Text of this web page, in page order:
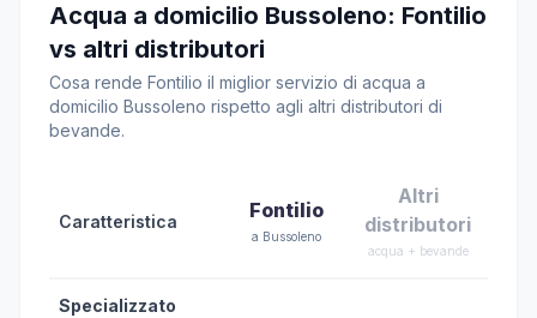
Acqua a domicilio Bussoleno: Fontilio
vs altri distributori
Cosa rende Fontilio il miglior servizio di acqua a
domicilio Bussoleno rispetto agli altri distributori di
bevande.
Caratteristica Fontilio
a Bussoleno
Altri
distributori
acqua + bevande
Specializzato